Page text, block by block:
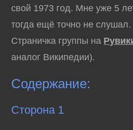
свой 1973 год. Мне уже 5
тогда ещё точно не слушал.
Страничка группы на
аналог Википедии).
Содержание:
Сторона 1